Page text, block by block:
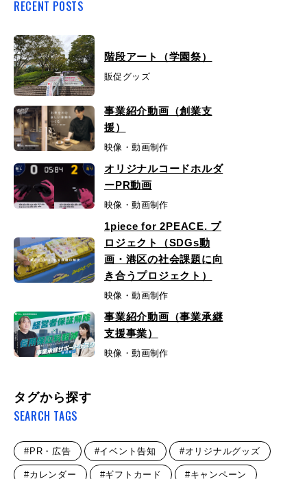
RECENT POSTS
階段アート（学園祭）
販促グッズ
事業紹介動画（創業支
援）
映像・動画制作
オリジナルコードホルダ
ーPR動画
映像・動画制作
1piece for 2PEACE. プ
ロジェクト（SDGs動
画・港区の社会課題に向
き合うプロジェクト）
映像・動画制作
事業紹介動画（事業承継
支援事業）
映像・動画制作
タグから探す
SEARCH TAGS
#PR・広告 #イベント告知 #オリジナルグッズ
#カレンダー #ギフトカード #キャンペーン